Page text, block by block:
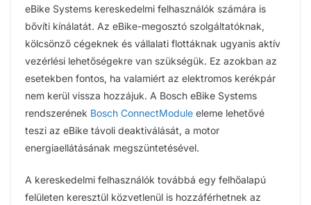
eBike Systems kereskedelmi felhasználók számára is
bővíti kínálatát. Az eBike-megosztó szolgáltatóknak,
kölcsönző cégeknek és vállalati flottáknak ugyanis aktív
vezérlési lehetőségekre van szükségük. Ez azokban az
esetekben fontos, ha valamiért az elektromos kerékpár
nem kerül vissza hozzájuk. A Bosch eBike Systems
rendszerének Bosch ConnectModule eleme lehetővé
teszi az eBike távoli deaktiválását, a motor
energiaellátásának megszüntetésével.
A kereskedelmi felhasználók továbbá egy felhőalapú
felületen keresztül közvetlenül is hozzáférhetnek az